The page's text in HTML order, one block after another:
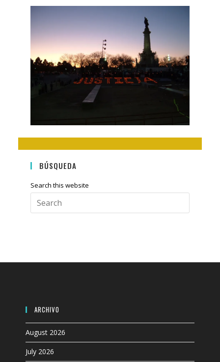
BÚSQUEDA
Search this website
Escape
search
ARCHIVO
August 2026
July 2026